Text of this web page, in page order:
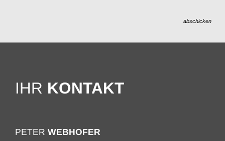
abschicken
IHR KONTAKT
PETER WEBHOFER